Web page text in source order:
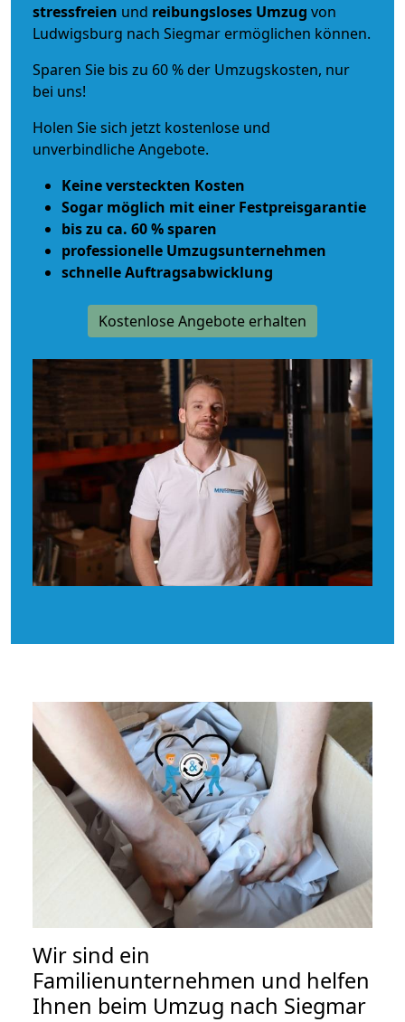
stressfreien und reibungsloses Umzug von
Ludwigsburg nach Siegmar ermöglichen können.
Sparen Sie bis zu 60 % der Umzugskosten, nur
bei uns!
Holen Sie sich jetzt kostenlose und
unverbindliche Angebote.
Keine versteckten Kosten
Sogar möglich mit einer Festpreisgarantie
bis zu ca. 60 % sparen
professionelle Umzugsunternehmen
schnelle Auftragsabwicklung
Kostenlose Angebote erhalten
Wir sind ein
Familienunternehmen und helfen
Ihnen beim Umzug nach Siegmar